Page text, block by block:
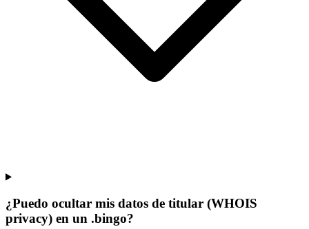
¿Puedo ocultar mis datos de titular (WHOIS
privacy) en un .bingo?